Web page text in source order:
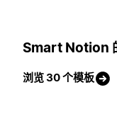
Smart Notion
浏览 30 个模板